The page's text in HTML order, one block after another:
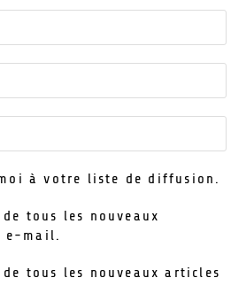
à votre liste de diffusion.
tous les nouveaux
e-mail.
de tous les nouveaux articles